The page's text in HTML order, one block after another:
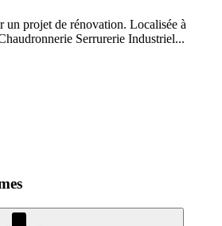
un projet de rénovation. Localisée à
Serrurerie Industriel...